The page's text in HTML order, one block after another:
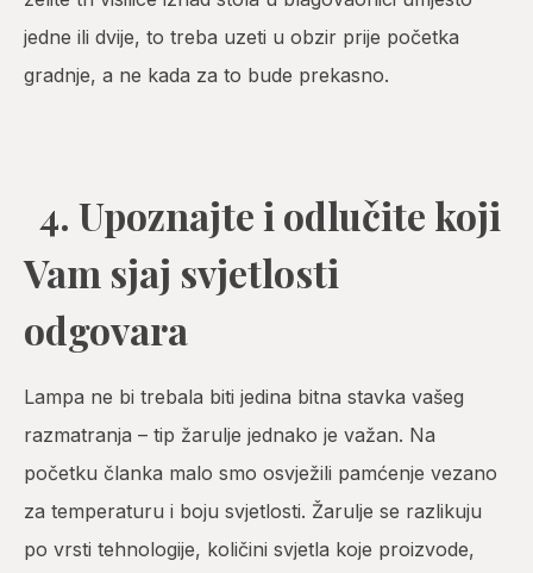
jedne ili dvije, to treba uzeti u obzir prije početka
gradnje, a ne kada za to bude prekasno.
4. Upoznajte i odlučite koji
Vam sjaj svjetlosti
odgovara
Lampa ne bi trebala biti jedina bitna stavka vašeg
razmatranja – tip žarulje jednako je važan. Na
početku članka malo smo osvježili pamćenje vezano
za temperaturu i boju svjetlosti. Žarulje se razlikuju
po vrsti tehnologije, količini svjetla koje proizvode,